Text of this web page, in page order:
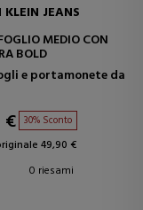
KLEIN JEANS
MEDIO CON
BOLD
e portamonete da
€ 30% Sconto
49,90 €
0 riesami